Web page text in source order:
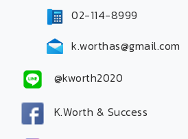
02-114-8999
k.worthas@gmail.com
@kworth2020
K.Worth & Success